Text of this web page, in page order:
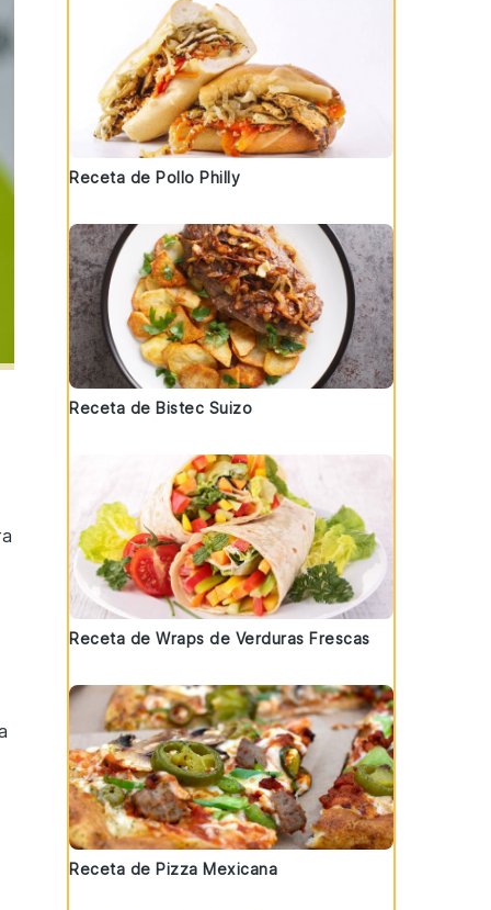
Receta de Pollo Philly
Receta de Bistec Suizo
Receta de Wraps de Verduras Frescas
Receta de Pizza Mexicana